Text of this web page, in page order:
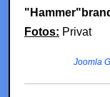
Fotos: Privat
Joomla